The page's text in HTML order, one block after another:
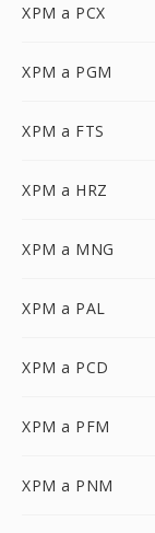
XPM a PCX
XPM a PGM
XPM a FTS
XPM a HRZ
XPM a MNG
XPM a PAL
XPM a PCD
XPM a PFM
XPM a PNM